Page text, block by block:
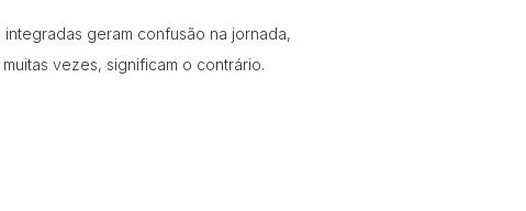
geram confusão na jornada,
vezes, significam o contrário.